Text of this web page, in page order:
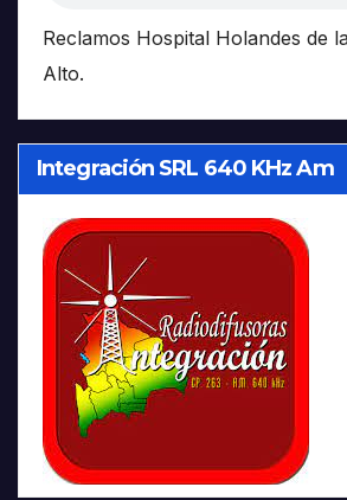
Reclamos Hospital Holandes de
Alto.
Integración SRL 640 KHz Am